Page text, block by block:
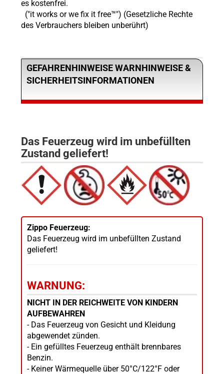
es kostenfrei.
("it works or we fix it free™") (Gesetzliche Rechte
des Verbrauchers bleiben unberührt)
GEFAHRENHINWEISE WARNHINWEISE &
SICHERHEITSINFORMATIONEN
Das Feuerzeug wird im unbefüllten
Zustand geliefert!
Zippo Feuerzeug:
Das Feuerzeug wird im unbefüllten Zustand
geliefert!
WARNUNG:
NICHT IN DER REICHWEITE VON KINDERN
AUFBEWAHREN
- Das Feuerzeug von Gesicht und Kleidung
abgewendet zünden.
- Ein gefülltes Feuerzeug enthält brennbares
Benzin.
- Keiner Wärmequelle über 50°C/122°F oder